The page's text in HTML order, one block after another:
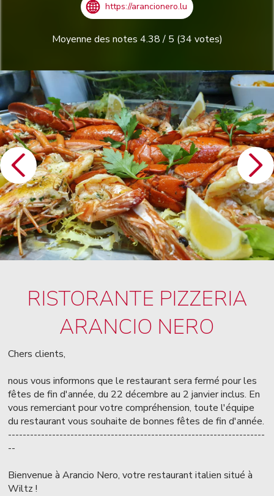
https://arancionero.lu
Moyenne des notes 4.38/ 5 (34 votes)
RISTORANTE PIZZERIA
ARANCIO NERO
Chers clients,
nous vous informons que le restaurant sera fermé pour les
fêtes de fin d'année, du 22 décembre au 2 janvier inclus. En
vous remerciant pour votre compréhension, toute l'équipe
du restaurant vous souhaite de bonnes fêtes de fin d'année.
----------------------------------------------------------------------
--
Bienvenue à Arancio Nero, votre restaurant italien situé à
Wiltz !